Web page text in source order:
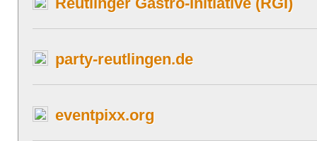
party-reutlingen.de
eventpixx.org